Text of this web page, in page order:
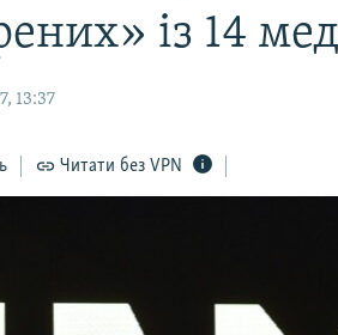
із 14
13:37
Читати без VPN